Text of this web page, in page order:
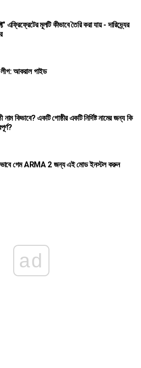
এফ্রিফ্রেটের মূলটি কীভাবে তৈরি করা যায় - দারিদ্র্যের
লীগ: আকরাল গাইড
নাম কিভাবে? একটি গোষ্ঠীর একটি নির্দিষ্ট নামের জন্য কি
গেম ARMA 2 জন্য এই মোড ইনস্টল করুন
ad